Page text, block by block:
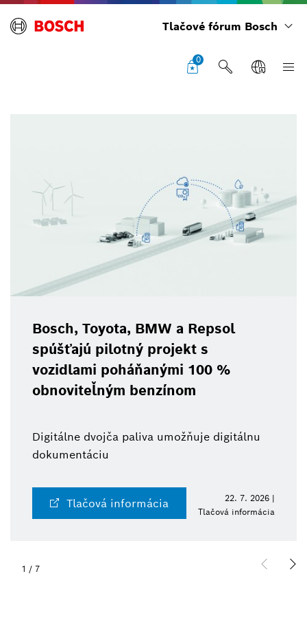
Tlačové fórum Bosch
0
Bosch, Toyota, BMW a Repsol
spúšťajú pilotný projekt s
vozidlami poháňanými 100 %
obnoviteľným benzínom
Digitálne dvojča paliva umožňuje digitálnu
dokumentáciu
Tlačová informácia
22. 7. 2026 |
Tlačová informácia
1 / 7